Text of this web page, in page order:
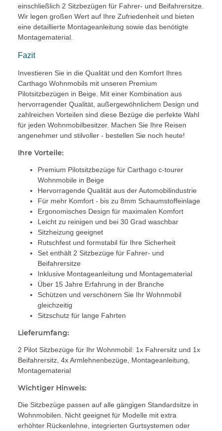
einschließlich 2 Sitzbezügen für Fahrer- und Beifahrersitze.
Wir legen großen Wert auf Ihre Zufriedenheit und bieten
eine detaillierte Montageanleitung sowie das benötigte
Montagematerial.
Fazit
Investieren Sie in die Qualität und den Komfort Ihres
Carthago Wohnmobils mit unseren Premium
Pilotsitzbezügen in Beige. Mit einer Kombination aus
hervorragender Qualität, außergewöhnlichem Design und
zahlreichen Vorteilen sind diese Bezüge die perfekte Wahl
für jeden Wohnmobilbesitzer. Machen Sie Ihre Reisen
angenehmer und stilvoller - bestellen Sie noch heute!
Ihre Vorteile:
Premium Pilotsitzbezüge für Carthago c-tourer
Wohnmobile in Beige
Hervorragende Qualität aus der Automobilindustrie
Für mehr Komfort - bis zu 8mm Schaumstoffeinlage
Ergonomisches Design für maximalen Komfort
Leicht zu reinigen und bei 30 Grad waschbar
Sitzheizung geeignet
Rutschfest und formstabil für Ihre Sicherheit
Set enthält 2 Sitzbezüge für Fahrer- und
Beifahrersitze
Inklusive Montageanleitung und Montagematerial
Über 15 Jahre Erfahrung in der Branche
Schützen und verschönern Sie Ihr Wohnmobil
gleichzeitig
Sitzschutz für lange Fahrten
Lieferumfang:
2 Pilot Sitzbezüge für Ihr Wohnmobil: 1x Fahrersitz und 1x
Beifahrersitz, 4x Armlehnenbezüge, Montageanleitung,
Montagematerial
Wichtiger Hinweis:
Die Sitzbezüge passen auf alle gängigen Standardsitze in
Wohnmobilen. Nicht geeignet für Modelle mit extra
erhöhter Rückenlehne, integrierten Gurtsystemen oder